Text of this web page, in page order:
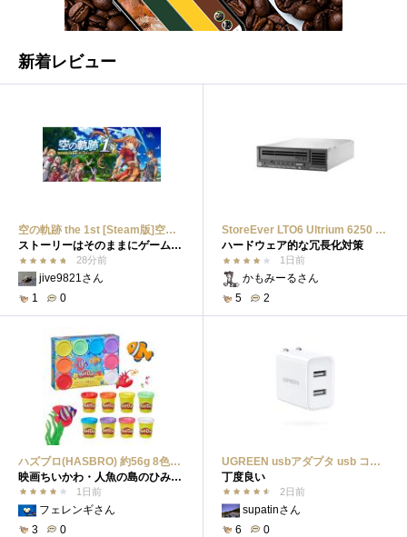
新着レビュー
空の軌跡 the 1st [Steam版]空の軌跡 the 1st [Steam版]
ストーリーはそのままにゲームシステムを現代化
28分前
jive9821さん
1
0
StoreEver LTO6 Ultrium 6250 SASテープドライブ(内蔵型)StoreEver LTO6 Ultrium 6250 SASテープドライブ(内蔵型)
ハードウェア的な冗長化対策
1日前
かもみーるさん
5
2
ハズブロ(HASBRO) 約56g 8色入りレインボーカラーのプレイ・ドー、新学期用品、2才以上のプリスクールの子供向け、子供向けのアート&クラフト 粘土 ねんど、こどもの日、子供の日プレゼントハズブロ(HASBRO) 約56g 8色入りレインボーカラーのプレイ・ドー、新学期用品、2才以上のプリスクールの子供向け、子供向けのアート&クラフト...
映画ちいかわ・人魚の島のひみつ 魅力的なビラン：セイレーンを造ってみた
1日前
フェレンギさん
3
0
UGREEN usbアダプタ usb コンセント AC式充電器 3.1A PSE認証済み 折りたたみ式プラグ 2ポートUGREEN usbアダプタ usb コンセント AC式充電器 3.1A PSE認証済み 折りたたみ式プラグ 2ポート
丁度良い
2日前
supatinさん
6
0